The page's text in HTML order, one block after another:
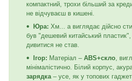
компактний, трохи більший за
не відчуваєш в кишені.
Юра: Хм... а виглядає дійсно
був "дешевий китайський пластик",
дивитися не став.
Ігор: Матеріал – ABS+скло,
мінімалістично. Білий корпус,
зарядка– усе, як у топових